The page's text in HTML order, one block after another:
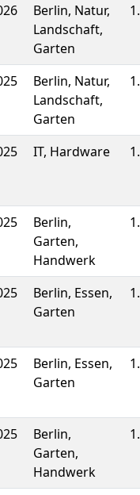
Berlin, Natur,
Landschaft,
Garten
Berlin, Natur,
Landschaft,
Garten
IT, Hardware
Berlin,
Garten,
Handwerk
Berlin, Essen,
Garten
Berlin, Essen,
Garten
Berlin,
Garten,
Handwerk